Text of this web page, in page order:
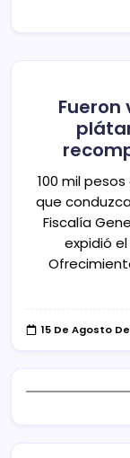
Fueron
100 mil
que
Fiscalía
expidió
15 De Agosto